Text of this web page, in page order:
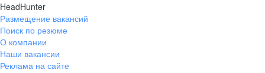
HeadHunter
Размещение вакансий
Поиск по резюме
О компании
Наши вакансии
Реклама на сайте